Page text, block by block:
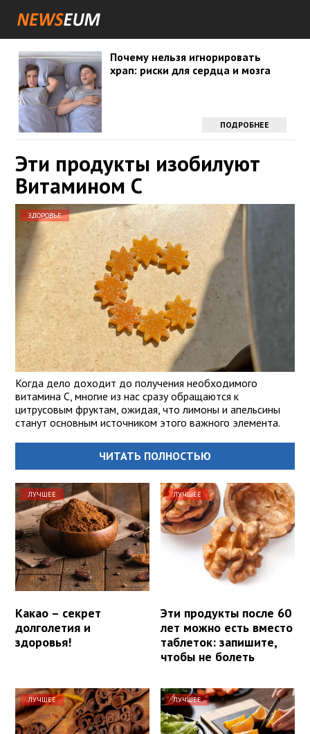
Почему нельзя игнорировать
храп: риски для сердца и мозга
ПОДРОБНЕЕ
Эти продукты изобилуют
Витамином С
ЗДОРОВЬЕ
Когда дело доходит до получения необходимого
витамина С, многие из нас сразу обращаются к
цитрусовым фруктам, ожидая, что лимоны и апельсины
станут основным источником этого важного элемента.
ЧИТАТЬ ПОЛНОСТЬЮ
ЛУЧШЕЕ
Какао – секрет
долголетия и
здоровья!
ЛУЧШЕЕ
Эти продукты после 60
лет можно есть вместо
таблеток: запишите,
чтобы не болеть
ЛУЧШЕЕ ЛУЧШЕЕ